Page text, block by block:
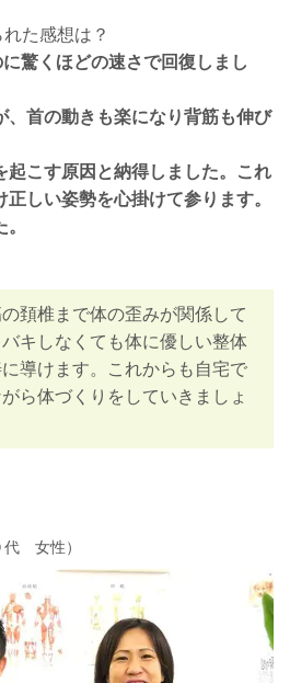
た感想は？
驚くほどの速さで回復しまし
、首の動きも楽になり背筋も伸び
起こす原因と納得しました。これ
しい姿勢を心掛けて参ります。
頚椎まで体の歪みが関係して
キしなくても体に優しい整体
導けます。これからも自宅で
ら体づくりをしていきましょ
代 女性）